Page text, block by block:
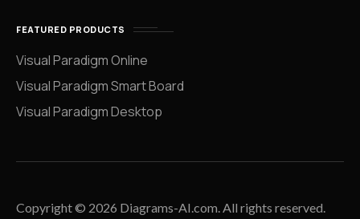
FEATURED PRODUCTS
Visual Paradigm Online
Visual Paradigm Smart Board
Visual Paradigm Desktop
Copyright © 2026 Diagrams-AI.com. All rights reserved.